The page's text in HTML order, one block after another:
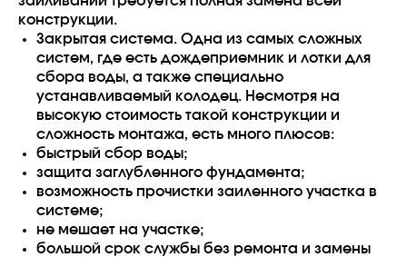
конструкции.
Закрытая система. Одна из самых сложных
систем, где есть дождеприемник и лотки для
сбора воды, а также специально
устанавливаемый колодец. Несмотря на
высокую стоимость такой конструкции и
сложность монтажа, есть много плюсов:
быстрый сбор воды;
защита заглубленного фундамента;
возможность прочистки заиленного участка в
системе;
не мешает на участке;
большой срок службы без ремонта и замены